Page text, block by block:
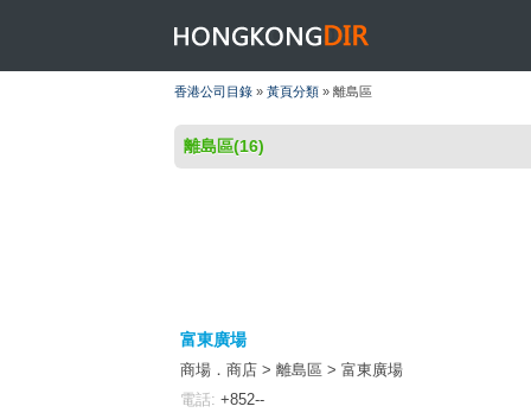
HONGKONGDIR
香港公司目錄 » 黃頁分類 » 離島區
離島區(16)
富東廣場
商場．商店 > 離島區 > 富東廣場
電話: +852--